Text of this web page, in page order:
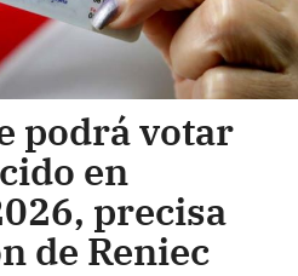
podrá votar
en
precisa
de Reniec